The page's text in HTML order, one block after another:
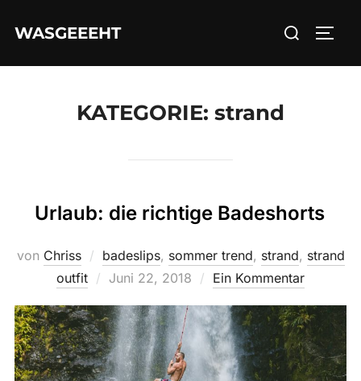
InhaltWASGEEEHT
Suchen
KATEGORIE: strand
Urlaub: die richtige Badeshorts
von Chriss badeslips, sommer trend, strand, strand
outfit
Veröffentlicht
Juni 22, 2018 Ein Kommentar